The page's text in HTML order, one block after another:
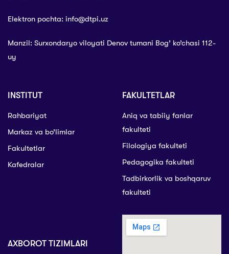
Elektron pochta: info@dtpi.uz
Manzil: Surxondaryo viloyati Denov tumani Bog’ ko’chasi 112-
uy
INSTITUT
Rahbariyat
Markaz va bo’limlar
Fakultetlar
Kafedralar
FAKULTETLAR
Aniq va tabiiy fanlar
fakulteti
Filologiya fakulteti
Pedagogika fakulteti
Tadbirkorlik va boshqaruv
fakulteti
AXBOROT TIZIMLARI